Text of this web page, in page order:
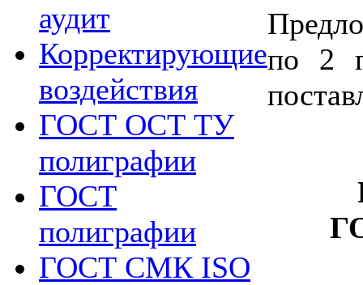
аудит
Корректирующие
воздействия
ГОСТ ОСТ ТУ
полиграфии
ГОСТ
полиграфии
ГОСТ СМК ISO
по 2